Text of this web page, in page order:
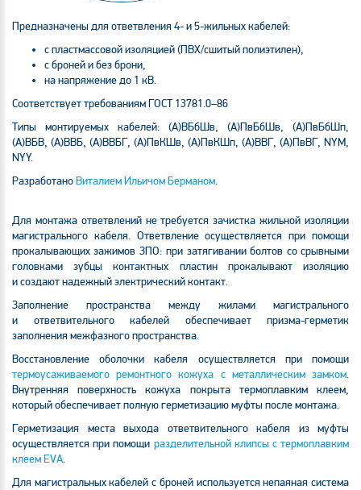
Предназначены для ответвления 4- и5-жильныхкабелей:
с пластмассовой изоляцией (ПВХ/сшитый полиэтилен),
с броней и без брони,
на напряжение до 1 кВ.
Соответствует требованиямГОСТ 13781.0–86
Типы монтируемых кабелей: (А)ВБбШв, (А)ПвБбШв, (А)ПвБбШп,
(А)ВБВ, (А)ВВБ, (А)ВВБГ, (А)ПвКШв, (А)ПвКШп, (А)ВВГ, (А)ПвВГ, NYM,
NYY.
РазработаноВиталием Ильичом Берманом.
Для монтажа ответвлений не требуется зачистка жильной изоляции
магистрального кабеля. Ответвление осуществляется при помощи
прокалывающих зажимов ЗПО: при затягивании болтов со срывными
головками зубцы контактных пластин прокалывают изоляцию
и создают надежный электрический контакт.
Заполнение пространства между жилами магистрального
и ответвительного кабелей обеспечивает призма-герметик
заполнения межфазного пространства.
Восстановление оболочки кабеля осуществляется при помощи
термоусаживаемого ремонтного кожуха с металлическим замком.
Внутренняя поверхность кожуха покрыта термоплавким клеем,
который обеспечивает полную герметизацию муфты после монтажа.
Герметизация места выхода ответвительного кабеля из муфты
осуществляется при помощи разделительной клипсы с термоплавким
клеем EVA.
Для магистральных кабелей с броней используется непаяная система